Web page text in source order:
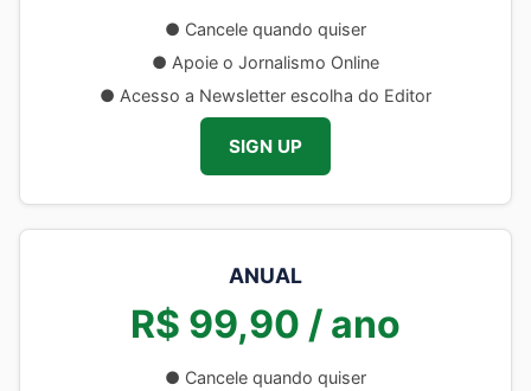
● Cancele quando quiser
● Apoie o Jornalismo Online
● Acesso a Newsletter escolha do Editor
SIGN UP
ANUAL
R$ 99,90 / ano
● Cancele quando quiser